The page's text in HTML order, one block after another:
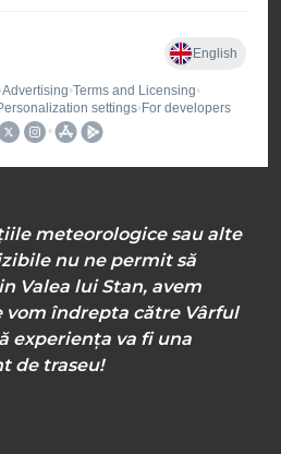
meteorologice sau alte
nu ne permit să
Valea lui Stan, avem
vom îndrepta către Vârful
experiența va fi una
de traseu!